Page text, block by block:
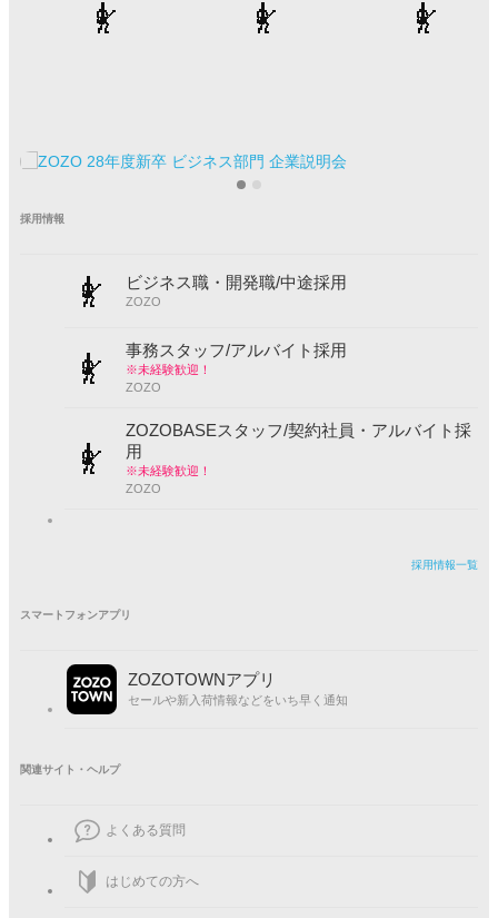
採用情報
ビジネス職・開発職/中途採用
ZOZO
事務スタッフ/アルバイト採用
※未経験歓迎！
ZOZO
ZOZOBASEスタッフ/契約社員・アルバイト採
用
※未経験歓迎！
ZOZO
採用情報一覧
スマートフォンアプリ
ZOZOTOWNアプリ
セールや新入荷情報などをいち早く通知
関連サイト・ヘルプ
よくある質問
はじめての方へ